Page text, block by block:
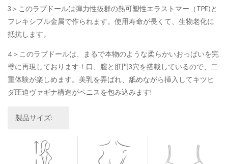
3＞このラブドールは弾力性抜群の熱可塑性エラストマー（TPE)と
フレキシブル金属で作られます。使用寿命が長くて、生物老化に
抵抗します。
4＞このラブドールは、まるで本物のような柔らかいおっぱいを完
璧に再現しております！口、膣と肛門3穴を搭載しているので、二
重体験が楽しめます。美乳を弄ばれ、舐めながら挿入してキツヒ
ダ圧迫ヴァギナ構造がペニスを包み込みます!
製品サイズ: